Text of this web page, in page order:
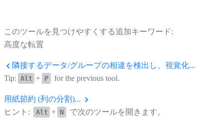
このツールを見つけやすくする追加キーワード:
高度な転置
隣接するデータ/グループの相違を検出し、視覚化...
Tip: Alt + P for the previous tool.
用紙節約 (列の分割)...
ヒント:
Alt + N で次のツールを開きます。